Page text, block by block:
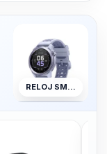
RELOJ SMARTWATCH